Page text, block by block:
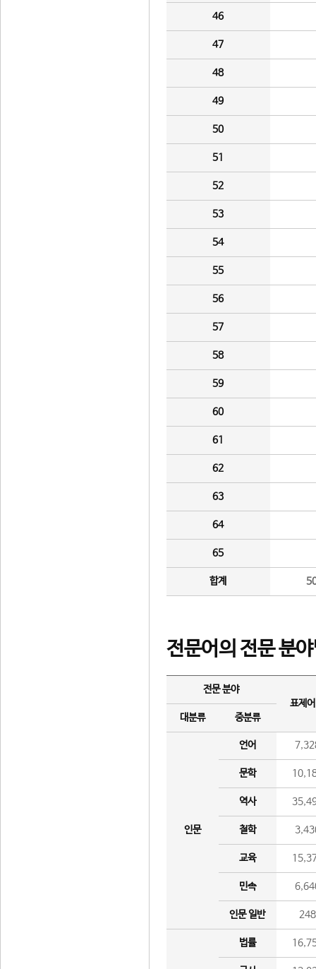
46
47
48
49
50
51
52
53
54
55
56
57
58
59
60
61
62
63
64
65
합계
전문어의 전문 분
전문 분야
표제
대분류
중분류
인문
언어
문학
역사
철학
교육
민속
인문 일반 248
법률